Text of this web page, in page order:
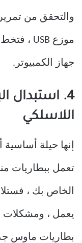
والتحقق من
جهاز الكمبيوتر.
4. استبدال
اللاسلكي
إنها حيلة
الخاص بك ،
يعمل ، ومشكلات
بطاريات ماوس